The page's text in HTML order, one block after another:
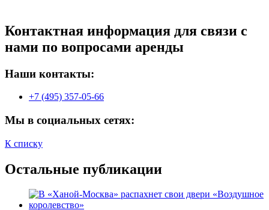
Контактная информация для связи с
нами по вопросами аренды
Наши контакты:
+7 (495) 357-05-66
Мы в социальных сетях:
К списку
Остальные публикации